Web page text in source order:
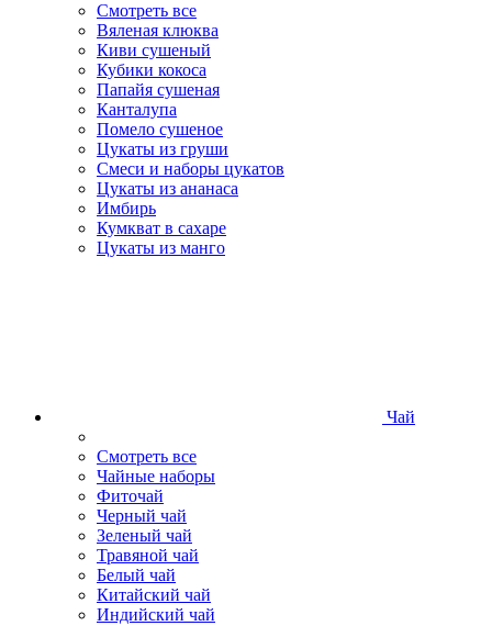
Смотреть все
Вяленая клюква
Киви сушеный
Кубики кокоса
Папайя сушеная
Канталупа
Помело сушеное
Цукаты из груши
Смеси и наборы цукатов
Цукаты из ананаса
Имбирь
Кумкват в сахаре
Цукаты из манго
Чай
Смотреть все
Чайные наборы
Фиточай
Черный чай
Зеленый чай
Травяной чай
Белый чай
Китайский чай
Индийский чай